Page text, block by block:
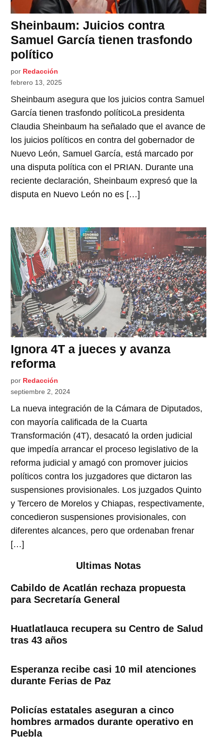
Sheinbaum: Juicios contra
Samuel García tienen trasfondo
político
por Redacción
febrero 13, 2025
Sheinbaum asegura que los juicios contra Samuel
García tienen trasfondo políticoLa presidenta
Claudia Sheinbaum ha señalado que el avance de
los juicios políticos en contra del gobernador de
Nuevo León, Samuel García, está marcado por
una disputa política con el PRIAN. Durante una
reciente declaración, Sheinbaum expresó que la
disputa en Nuevo León no es […]
Ignora 4T a jueces y avanza
reforma
por Redacción
septiembre 2, 2024
La nueva integración de la Cámara de Diputados,
con mayoría calificada de la Cuarta
Transformación (4T), desacató la orden judicial
que impedía arrancar el proceso legislativo de la
reforma judicial y amagó con promover juicios
políticos contra los juzgadores que dictaron las
suspensiones provisionales. Los juzgados Quinto
y Tercero de Morelos y Chiapas, respectivamente,
concedieron suspensiones provisionales, con
diferentes alcances, pero que ordenaban frenar
[…]
Ultimas Notas
Cabildo de Acatlán rechaza propuesta
para Secretaría General
Huatlatlauca recupera su Centro de Salud
tras 43 años
Esperanza recibe casi 10 mil atenciones
durante Ferias de Paz
Policías estatales aseguran a cinco
hombres armados durante operativo en
Puebla